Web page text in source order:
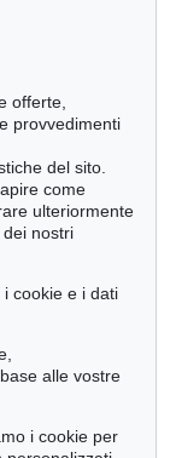
offerte,
provvedimenti
del sito.
come
ulteriormente
nostri
i cookie e i dati
alle vostre
i cookie per